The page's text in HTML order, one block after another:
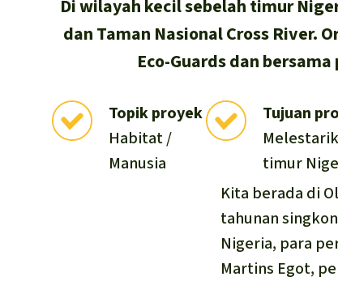
Di wilayah kecil sebelah timur
dan Taman Nasional Cross River.
Eco-Guards dan
Topik proyek
Habitat /
Manusia
Tujuan
timur
Kita berada di
tahunan
Nigeria, para
Martins Egot,